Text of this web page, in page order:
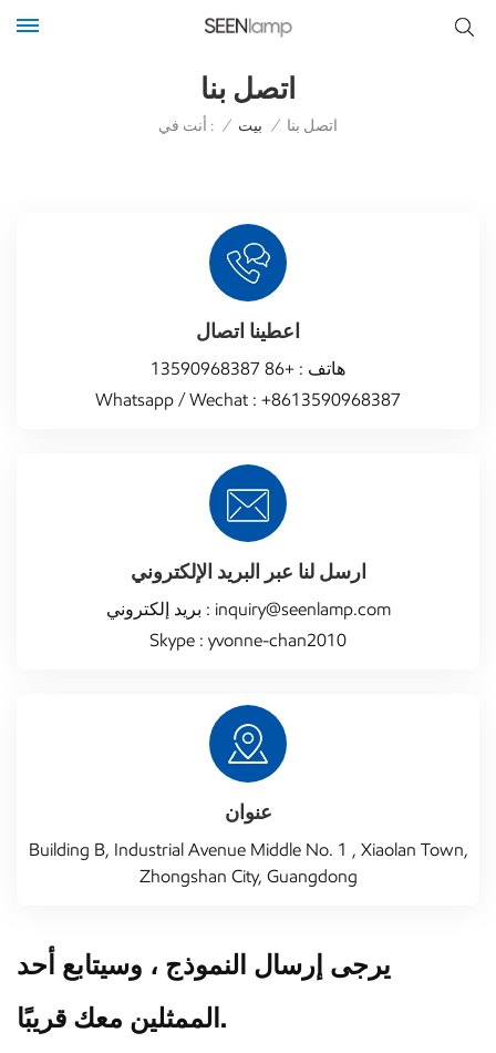
اتصل بنا
أنت في : / بيت / اتصل بنا
اعطينا اتصال
هاتف : +86 13590968387
Whatsapp / Wechat : +8613590968387
ارسل لنا عبر البريد الإلكتروني
بريد إلكتروني : inquiry@seenlamp.com
Skype : yvonne-chan2010
عنوان
Building B, Industrial Avenue Middle No. 1 , Xiaolan Town,
Zhongshan City, Guangdong
يرجى إرسال النموذج ، وسيتابع أحد
الممثلين معك قريبًا.